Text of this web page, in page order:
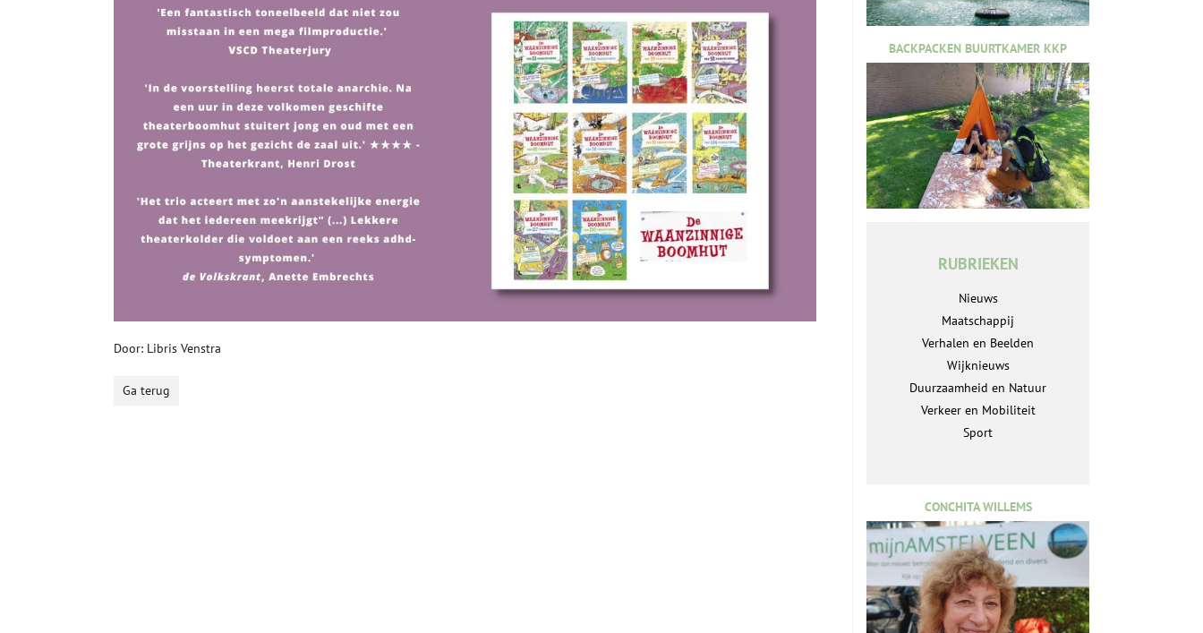
Door: Libris Venstra
Ga terug
BACKPACKEN BUURTKAMER KKP
RUBRIEKEN
Nieuws
Maatschappij
Verhalen en Beelden
Wijknieuws
Duurzaamheid en Natuur
Verkeer en Mobiliteit
Sport
CONCHITA WILLEMS